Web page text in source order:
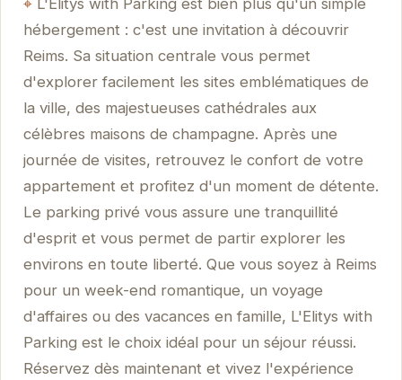
L'Elitys with Parking est bien plus qu'un simple
hébergement : c'est une invitation à découvrir
Reims. Sa situation centrale vous permet
d'explorer facilement les sites emblématiques de
la ville, des majestueuses cathédrales aux
célèbres maisons de champagne. Après une
journée de visites, retrouvez le confort de votre
appartement et profitez d'un moment de détente.
Le parking privé vous assure une tranquillité
d'esprit et vous permet de partir explorer les
environs en toute liberté. Que vous soyez à Reims
pour un week-end romantique, un voyage
d'affaires ou des vacances en famille, L'Elitys with
Parking est le choix idéal pour un séjour réussi.
Réservez dès maintenant et vivez l'expérience